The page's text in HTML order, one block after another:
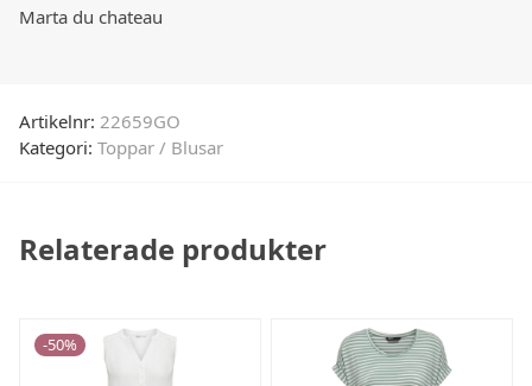
Marta du chateau
Artikelnr: 22659GO
Kategori: Toppar / Blusar
Relaterade produkter
-50%